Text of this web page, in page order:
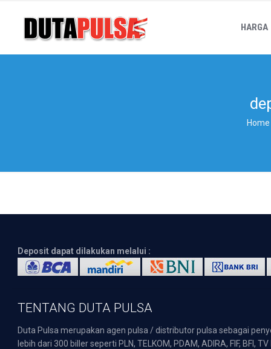
HARGA
Home
Deposit dapat dilakukan melalui :
TENTANG DUTA PULSA
Duta Pulsa merupakan agen pulsa / distributor pulsa sebagai
lebih dari 300 biller seperti PLN, TELKOM, PDAM, ADIRA, FIF,